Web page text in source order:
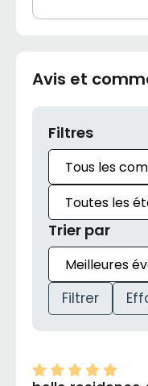
Avis et
Filtres
Trier par
Filtrer